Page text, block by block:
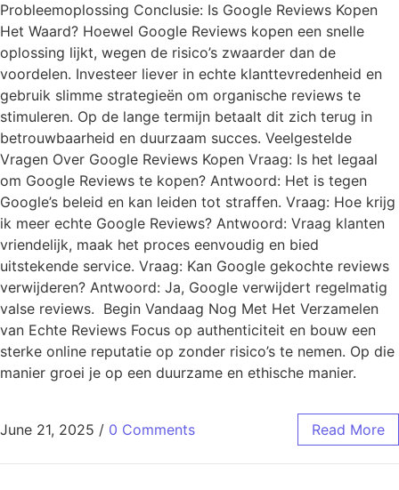
Probleemoplossing Conclusie: Is Google Reviews Kopen
Het Waard? Hoewel Google Reviews kopen een snelle
oplossing lijkt, wegen de risico’s zwaarder dan de
voordelen. Investeer liever in echte klanttevredenheid en
gebruik slimme strategieën om organische reviews te
stimuleren. Op de lange termijn betaalt dit zich terug in
betrouwbaarheid en duurzaam succes. Veelgestelde
Vragen Over Google Reviews Kopen Vraag: Is het legaal
om Google Reviews te kopen? Antwoord: Het is tegen
Google’s beleid en kan leiden tot straffen. Vraag: Hoe krijg
ik meer echte Google Reviews? Antwoord: Vraag klanten
vriendelijk, maak het proces eenvoudig en bied
uitstekende service. Vraag: Kan Google gekochte reviews
verwijderen? Antwoord: Ja, Google verwijdert regelmatig
valse reviews. Begin Vandaag Nog Met Het Verzamelen
van Echte Reviews Focus op authenticiteit en bouw een
sterke online reputatie op zonder risico’s te nemen. Op die
manier groei je op een duurzame en ethische manier.
June 21, 2025 / 0 Comments Read More